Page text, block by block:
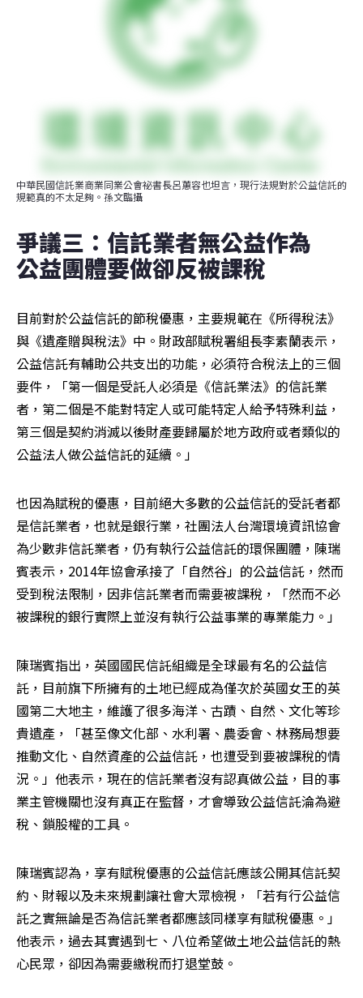
中華民國信託業商業同業公會祕書長呂蕙容也坦言，現行法規對於公益信託的
規範真的不太足夠。孫文臨攝
爭議三：信託業者無公益作為
公益團體要做卻反被課稅
目前對於公益信託的節稅優惠，主要規範在《所得稅法》
與《遺產贈與稅法》中。財政部賦稅署組長李素蘭表示，
公益信託有輔助公共支出的功能，必須符合稅法上的三個
要件，「第一個是受託人必須是《信託業法》的信託業
者，第二個是不能對特定人或可能特定人給予特殊利益，
第三個是契約消滅以後財產要歸屬於地方政府或者類似的
公益法人做公益信託的延續。」
也因為賦稅的優惠，目前絕大多數的公益信託的受託者都
是信託業者，也就是銀行業，社團法人台灣環境資訊協會
為少數非信託業者，仍有執行公益信託的環保團體，陳瑞
賓表示，2014年協會承接了「自然谷」的公益信託，然而
受到稅法限制，因非信託業者而需要被課稅，「然而不必
被課稅的銀行實際上並沒有執行公益事業的專業能力。」
陳瑞賓指出，英國國民信託組織是全球最有名的公益信
託，目前旗下所擁有的土地已經成為僅次於英國女王的英
國第二大地主，維護了很多海洋、古蹟、自然、文化等珍
貴遺產，「甚至像文化部、水利署、農委會、林務局想要
推動文化、自然資產的公益信託，也遭受到要被課稅的情
況。」他表示，現在的信託業者沒有認真做公益，目的事
業主管機關也沒有真正在監督，才會導致公益信託淪為避
稅、鎖股權的工具。
陳瑞賓認為，享有賦稅優惠的公益信託應該公開其信託契
約、財報以及未來規劃讓社會大眾檢視，「若有行公益信
託之實無論是否為信託業者都應該同樣享有賦稅優惠。」
他表示，過去其實遇到七、八位希望做土地公益信託的熱
心民眾，卻因為需要繳稅而打退堂鼓。